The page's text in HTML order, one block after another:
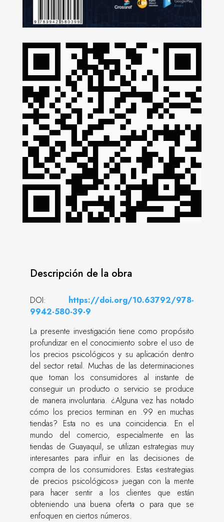
Descripción de la obra
DOI: https://doi.org/10.63792/978-
9942-580-39-9
La presente investigación tiene como propósito
profundizar en el conocimiento sobre el uso de
los precios psicológicos y su aplicación dentro
del sector retail. Muchas de las determinaciones
que toman los consumidores al instante de
conseguir un producto o servicio se produce
de manera involuntaria. ¿Alguna vez has notado
cómo los precios terminan en .99 en muchas
tiendas? Esta no es una coincidencia. En el
mundo del comercio, especialmente en las
tiendas de Guayaquil, se utilizan estrategias muy
interesantes para influir en las decisiones de
compra de los consumidores. Estas «estrategias
de precios psicológicos» juegan con la mente
para hacer sentir a los clientes que están
obteniendo una buena oferta o para que se
enfoquen en ciertos números.